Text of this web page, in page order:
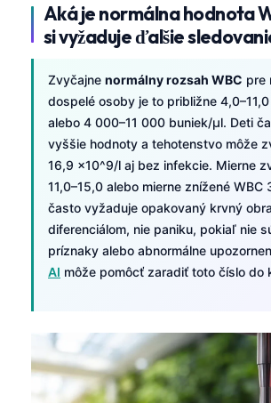
Aká je normálna hodnota
si vyžaduje ďalšie
Zvyčajne normálny rozsah WBC pre
dospelé osoby je to približne
alebo 4 000–11 000 buniek/µl. Deti
vyššie hodnoty a tehotenstvo môže
16,9 ×10^9/l aj bez infekcie. Mierne
11,0–15,0 alebo mierne znížené WBC
často vyžaduje opakovaný krvný
diferenciálom, nie paniku, pokiaľ nie
príznaky alebo abnormálne
AI môže pomôcť zaradiť toto číslo do